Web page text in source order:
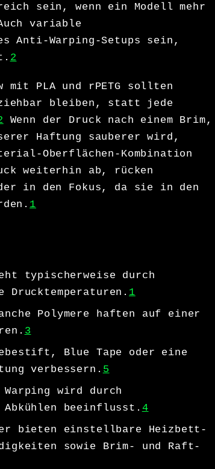
sein, wenn ein Modell mehr
variable
Anti-Warping-Setups sein,
2
mit PLA und rPETG sollten
bleiben, statt jede
Wenn der Druck nach einem Brim,
Haftung sauberer wird,
Oberflächen-Kombination
weiterhin ab, rücken
in den Fokus, da sie in den
1
typischerweise durch
Drucktemperaturen. 1
Polymere haften auf einer
3
Blue Tape oder eine
verbessern. 5
Warping wird durch
Abkühlen beeinflusst. 4
bieten einstellbare Heizbett-
sowie Brim- und Raft-